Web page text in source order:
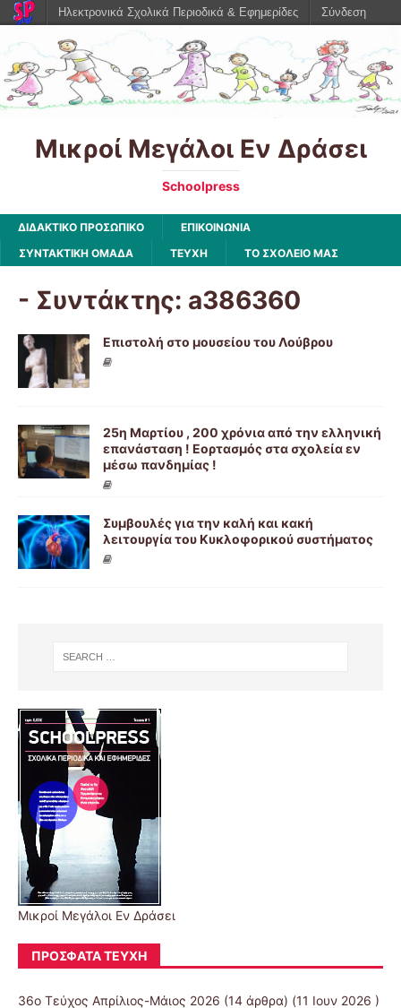
Μικροί Μεγάλοι Εν Δράσει
Schoolpress
ΔΙΔΑΚΤΙΚΟ ΠΡΟΣΩΠΙΚΟ
ΕΠΙΚΟΙΝΩΝΙΑ
ΣΥΝΤΑΚΤΙΚΗ ΟΜΑΔΑ
ΤΕΥΧΗ ΤΟ ΣΧΟΛΕΙΟ ΜΑΣ
- Συντάκτης: a386360
Επιστολή στο μουσείου του Λούβρου
25η Μαρτίου , 200 χρόνια από την ελληνική
επανάσταση ! Εορτασμός στα σχολεία εν
μέσω πανδημίας !
Συμβουλές για την καλή και κακή
λειτουργία του Κυκλοφορικού συστήματος
Μικροί Μεγάλοι Εν Δράσει
ΠΡΌΣΦΑΤΑ ΤΕΎΧΗ
36ο Τεύχος Απρίλιος-Μάιος 2026 (14 άρθρα) (11 Ιουν 2026 )
Ηλεκτρονικά Σχολικά Περιοδικά & Εφημερίδες Σύνδεση